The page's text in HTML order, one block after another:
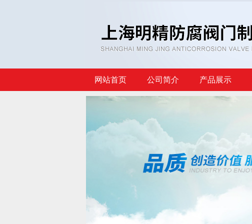
网站首页 公司简介 产品展示